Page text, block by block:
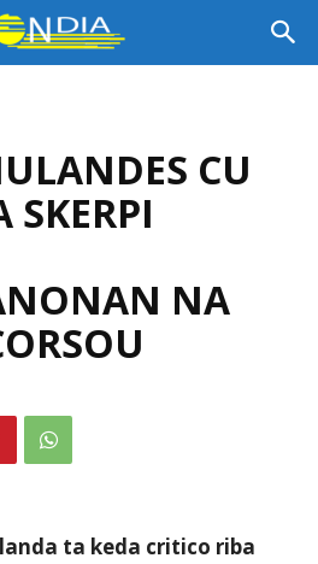
CU
SKERPI
NA
ta keda critico riba